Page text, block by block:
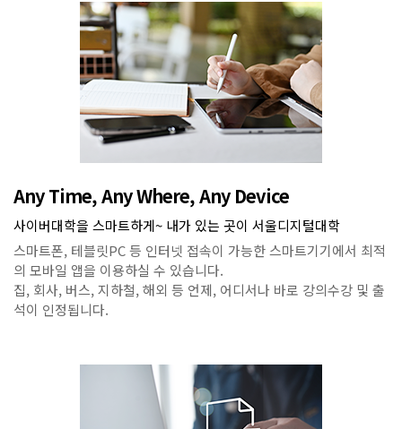
Any Time, Any Where, Any Device
사이버대학을 스마트하게~ 내가 있는 곳이 서울디지털대학
스마트폰, 테블릿PC 등 인터넷 접속이 가능한 스마트기기에서 최적
의 모바일 앱을 이용하실 수 있습니다.
집, 회사, 버스, 지하철, 해외 등 언제, 어디서나 바로 강의수강 및 출
석이 인정됩니다.